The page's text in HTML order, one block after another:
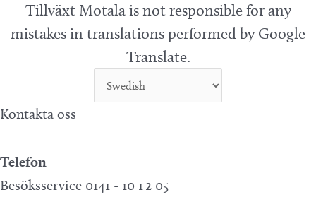
Tillväxt Motala is not responsible for any
mistakes in translations performed by Google
Translate.
Kontakta oss
Telefon
Besöksservice 0141 - 10 1 2 05